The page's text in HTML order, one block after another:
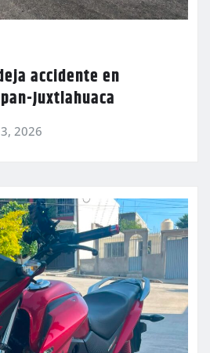
accidente en
Juxtlahuaca
2026